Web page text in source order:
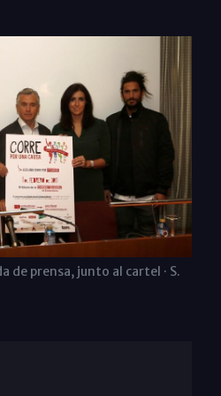
de prensa, junto al cartel · S.